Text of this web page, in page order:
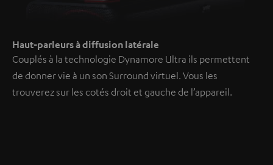
Haut-parleurs à diffusion latérale
Couplés à la technologie Dynamore Ultra ils permettent
de donner vie à un son Surround virtuel. Vous les
trouverez sur les cotés droit et gauche de l’appareil.